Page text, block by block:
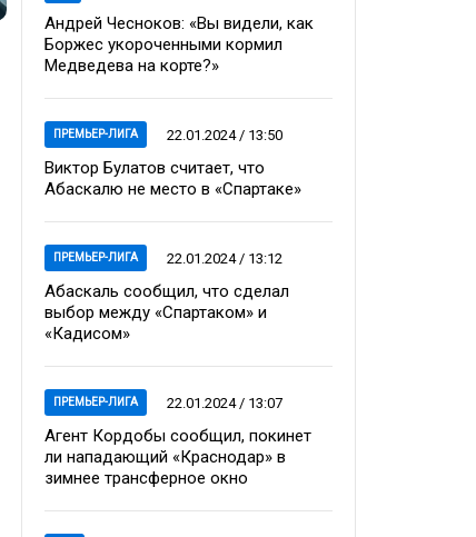
Андрей Чесноков: «Вы видели, как
Боржес укороченными кормил
Медведева на корте?»
ПРЕМЬЕР-ЛИГА 22.01.2024 / 13:50
Виктор Булатов считает, что
Абаскалю не место в «Спартаке»
ПРЕМЬЕР-ЛИГА 22.01.2024 / 13:12
Абаскаль сообщил, что сделал
выбор между «Спартаком» и
«Кадисом»
ПРЕМЬЕР-ЛИГА 22.01.2024 / 13:07
Агент Кордобы сообщил, покинет
ли нападающий «Краснодар» в
зимнее трансферное окно